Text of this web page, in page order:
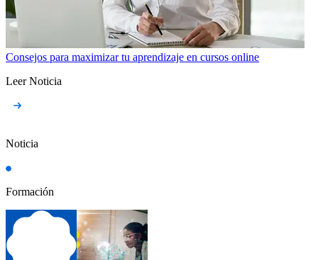
Consejos para maximizar tu aprendizaje en cursos online
Leer Noticia
Noticia
Formación